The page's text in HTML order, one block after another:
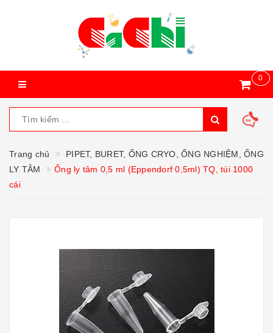
0
Trang chủ
PIPET, BURET, ỐNG CRYO, ỐNG NGHIỆM, ỐNG
LY TÂM
Ống ly tâm 0,5 ml (Eppendorf 0,5ml) TQ, túi 1000
cái